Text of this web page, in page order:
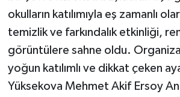
okulların katılımıyla eş zamanlı
temizlik ve farkındalık etkinliği,
görüntülere sahne oldu.
yoğun katılımlı ve dikkat çeken
Yüksekova Mehmet Akif Ersoy